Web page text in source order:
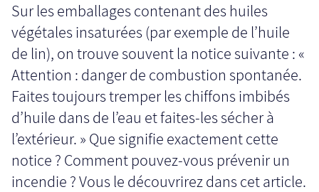
Sur les emballages contenant des huiles
végétales insaturées (par exemple de l’huile
de lin), on trouve souvent la notice suivante : «
Attention : danger de combustion spontanée.
Faites toujours tremper les chiffons imbibés
d’huile dans de l’eau et faites-les sécher à
l’extérieur. » Que signifie exactement cette
notice ? Comment pouvez-vous prévenir un
incendie ? Vous le découvrirez dans cet article.